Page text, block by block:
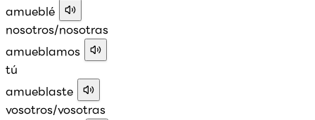
amueblé
nosotros/nosotras
amueblamos
tú
amueblaste
vosotros/vosotras